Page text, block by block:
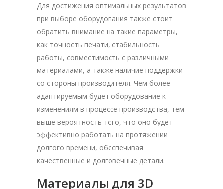
Для достижения оптимальных результатов
при выборе оборудования также стоит
обратить внимание на такие параметры,
как точность печати, стабильность
работы, совместимость с различными
материалами, а также наличие поддержки
со стороны производителя. Чем более
адаптируемым будет оборудование к
изменениям в процессе производства, тем
выше вероятность того, что оно будет
эффективно работать на протяжении
долгого времени, обеспечивая
качественные и долговечные детали.
Материалы для 3D